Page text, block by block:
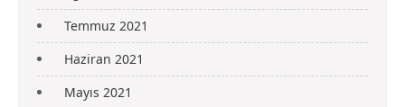
Temmuz 2021
Haziran 2021
Mayıs 2021